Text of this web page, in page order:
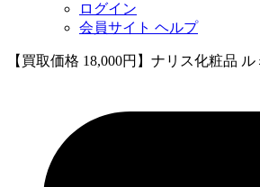
ログイン
会員サイト ヘルプ
【買取価格 18,000円】ナリス化粧品 ル